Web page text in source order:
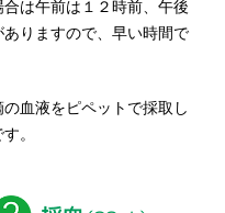
は午前は１２時前、午後
りますので、早い時間で
血液をピペットで採取し
。